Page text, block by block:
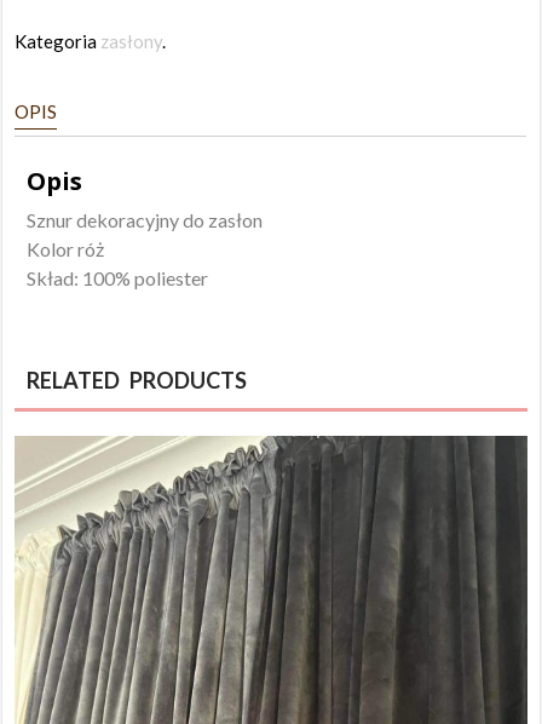
do
Isabel
Kategoria zasłony.
OPIS
Opis
Sznur dekoracyjny do zasłon
Kolor róż
Skład: 100% poliester
RELATED PRODUCTS